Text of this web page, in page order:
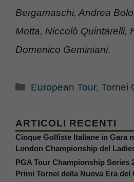
Bergamaschi, Andrea
Motta, Niccolò Quintarelli,
Domenico Geminiani.
Categorie
European Tour,Tornei
ARTICOLI RECENTI
Cinque Golfiste Italiane in Gara
London Championship del
PGA Tour Championship Series
Primi Tornei della Nuova Era